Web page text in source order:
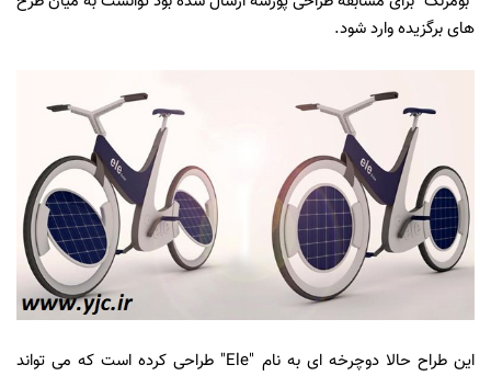
های برگزیده وارد شود.
این طراح حالا دوچرخه ای به نام "Ele" طراحی کرده است که می تواند